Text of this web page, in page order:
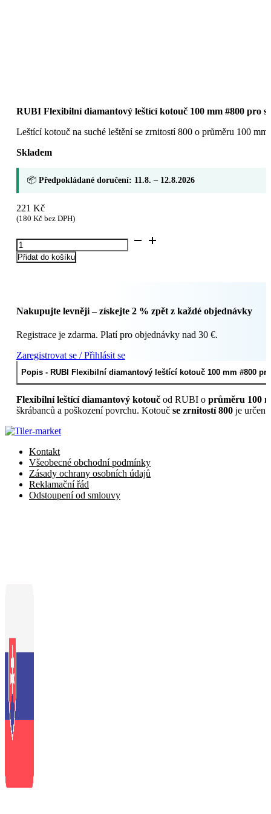
RUBI Flexibilní diamantový leštící kotouč 100 mm #800 pro
Leštící kotouč na suché leštění se zrnitostí 800 o průměru 100
Skladem
📦 Předpokládané doručení: 11.8. – 12.8.2026
221 Kč
(180 Kčbez DPH)
RUBI
Flexibilní
diamantový
#800
suché
(Ref.
62974)
množství
Přidat do košíku
Nakupujte levněji – získejte 2 % zpět z každé objednávky
Registrace je zdarma. Platí pro objednávky nad 30 €.
Zaregistrovat se / Přihlásit se
Popis - RUBI Flexibilní diamantový leštící kotouč 100 mm #800
Flexibilní leštící diamantový kotoučod RUBI o průměru 100
škrábanců a poškození povrchu. Kotouč se zrnitostí 800je určen
Kontakt
Všeobecné obchodní podmínky
Zásady ochrany osobních údajů
Reklamační řád
Odstoupení od smlouvy